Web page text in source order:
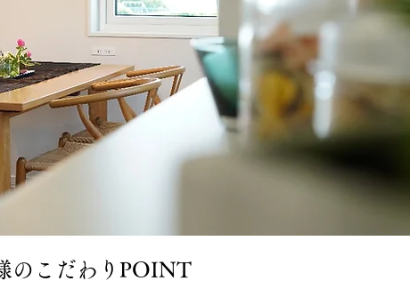
のこだわりPOINT